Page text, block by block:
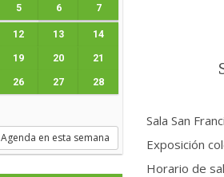
5 6 7
12 13 14
19 20 21
26 27 28
Agenda en esta semana
Sala San
Exposición
Horario de